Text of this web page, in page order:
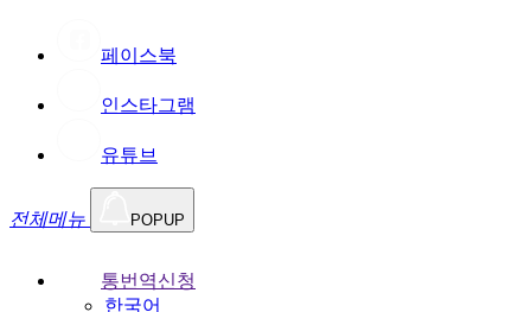
페이스북
인스타그램
유튜브
전체메뉴 POPUP
통번역신청
한국어